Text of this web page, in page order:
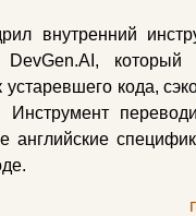
внутренний
DevGen.AI,
кода,
английские